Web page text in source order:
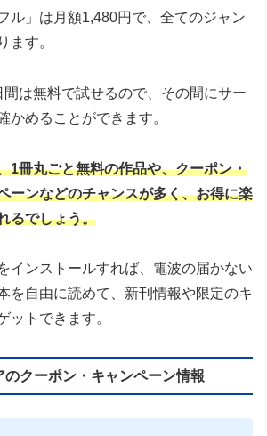
ル」は月額1,480円で、全てのジャン
ます。
間は無料で試せるので、その間にサー
かめることができます。
1冊丸ごと無料の作品や、クーポン・
ーンなどのチャンスが多く、お得に楽
るでしょう。
インストールすれば、電波の届かない
を自由に読めて、新刊情報や限定のキ
ットできます。
のクーポン・キャンペーン情報